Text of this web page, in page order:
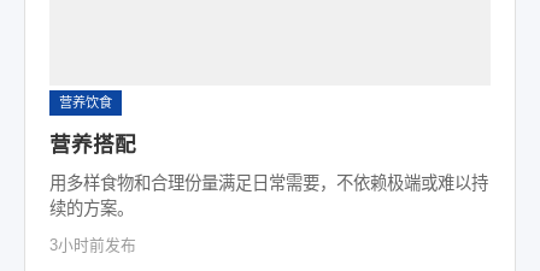
营养饮食
营养搭配
用多样食物和合理份量满足日常需要，不依赖极端或难以持
续的方案。
3小时前发布